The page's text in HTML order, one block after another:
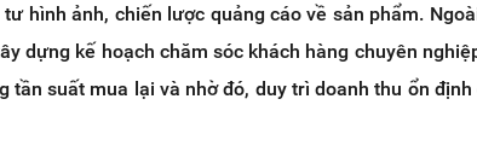
hình ảnh, chiến lược quảng cáo về sản phẩm.
dựng kế hoạch chăm sóc khách hàng chuyên
tần suất mua lại và nhờ đó, duy trì doanh thu ổn định